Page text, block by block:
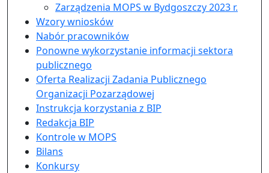
Zarządzenia MOPS w Bydgoszczy 2023 r.
Wzory wniosków
Nabór pracowników
Ponowne wykorzystanie informacji sektora
publicznego
Oferta Realizacji Zadania Publicznego
Organizacji Pozarządowej
Instrukcja korzystania z BIP
Redakcja BIP
Kontrole w MOPS
Bilans
Konkursy